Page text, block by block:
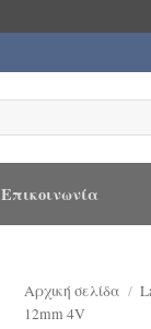
Επικοινωνία
Αρχική σελίδα /
12mm 4V